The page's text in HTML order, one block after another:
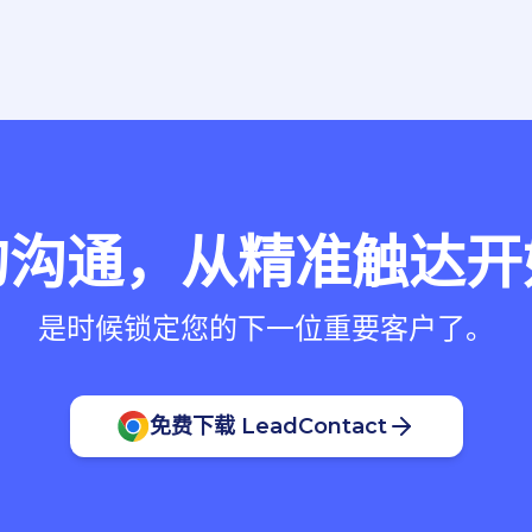
通，从精准触达
是时候锁定您的下一位重要客户了。
免费下载 LeadContact